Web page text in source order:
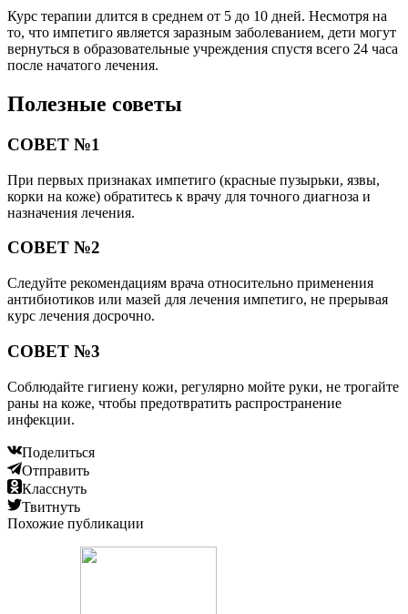
Курс терапии длится в среднем от 5 до 10 дней. Несмотря на
то, что импетиго является заразным заболеванием, дети могут
вернуться в образовательные учреждения спустя всего 24 часа
после начатого лечения.
Полезные советы
СОВЕТ №1
При первых признаках импетиго (красные пузырьки, язвы,
корки на коже) обратитесь к врачу для точного диагноза и
назначения лечения.
СОВЕТ №2
Следуйте рекомендациям врача относительно применения
антибиотиков или мазей для лечения импетиго, не прерывая
курс лечения досрочно.
СОВЕТ №3
Соблюдайте гигиену кожи, регулярно мойте руки, не трогайте
раны на коже, чтобы предотвратить распространение
инфекции.
Поделиться
Отправить
Класснуть
Твитнуть
Похожие публикации